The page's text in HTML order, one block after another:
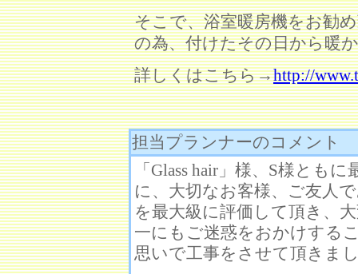
そこで、浴室暖房機をお勧
の為、付けたその日から暖
詳しくはこちら→http://
担当プランナーのコメント
「Glass hair」様、S様とも
に、大切なお客様、ご友人
を最大級に評価して頂き、
一にもご迷惑をおかけする
思いで工事をさせて頂きま